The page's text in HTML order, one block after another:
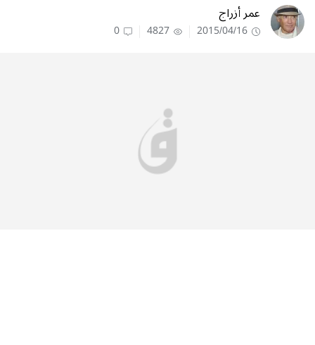
عمر أزراج
2015/04/16
4827
0